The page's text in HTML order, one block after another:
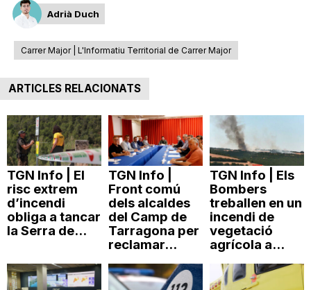
Adrià Duch
Carrer Major | L'Informatiu Territorial de Carrer Major
ARTICLES RELACIONATS
TGN Info | El
risc extrem
d’incendi
obliga a tancar
la Serra de...
TGN Info |
Front comú
dels alcaldes
del Camp de
Tarragona per
reclamar...
TGN Info | Els
Bombers
treballen en un
incendi de
vegetació
agrícola a...